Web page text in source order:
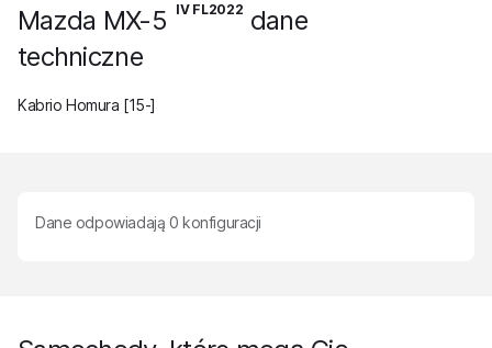
Mazda MX-5 IV FL2022 dane
techniczne
Kabrio Homura [15-]
Dane odpowiadają 0 konfiguracji